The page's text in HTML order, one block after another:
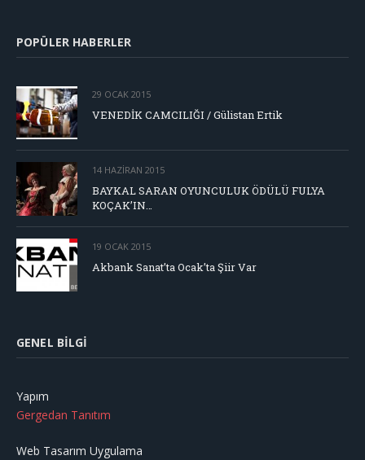
POPÜLER HABERLER
29 OCAK 2015
VENEDİK CAMCILIĞI / Gülistan Ertik
14 HAZIRAN 2015
BAYKAL SARAN OYUNCULUK ÖDÜLÜ FULYA
KOÇAK’IN…
19 OCAK 2015
Akbank Sanat’ta Ocak’ta Şiir Var
GENEL BILGI
Yapım
Gergedan Tanıtım
Web Tasarım Uygulama